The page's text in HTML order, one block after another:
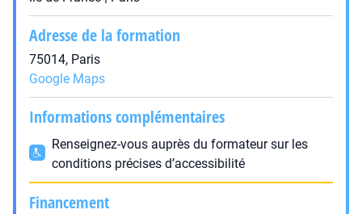
Adresse de la formation
75014, Paris
Google Maps
Informations complémentaires
Renseignez-vous auprès du formateur sur les
conditions précises d’accessibilité
Financement